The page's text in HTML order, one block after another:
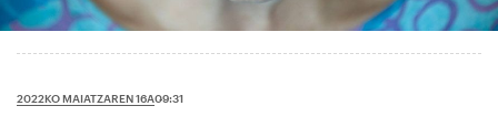
2022KO MAIATZAREN 16A09:31